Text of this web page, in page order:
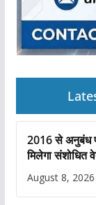
2016 से अनुबंध
मिलेगा संशोधित
August 8, 2026